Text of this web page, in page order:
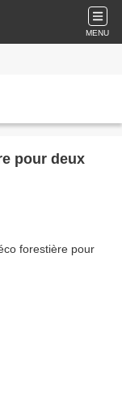
MENU
pour deux